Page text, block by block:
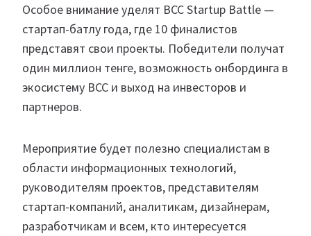
Особое внимание уделят BCC Startup Battle —
стартап-батлу года, где 10 финалистов
представят свои проекты. Победители получат
один миллион тенге, возможность онбординга в
экосистему BCC и выход на инвесторов и
партнеров.
Мероприятие будет полезно специалистам в
области информационных технологий,
руководителям проектов, представителям
стартап-компаний, аналитикам, дизайнерам,
разработчикам и всем, кто интересуется